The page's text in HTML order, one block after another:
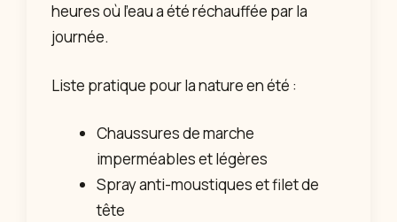
heures où l’eau a été réchauffée par la
journée.
Liste pratique pour la nature en été :
Chaussures de marche
imperméables et légères
Spray anti-moustiques et filet de
tête